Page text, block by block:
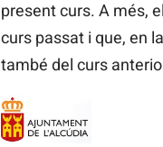
present curs. A més,
curs passat i que, en
també del curs